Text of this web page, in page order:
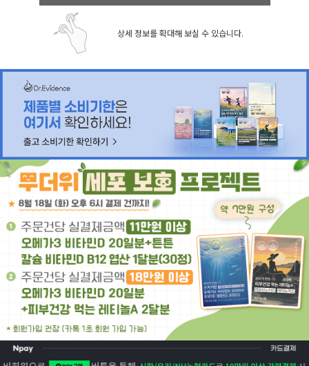
상세 정보를 확대해 보실 수 있습니다.